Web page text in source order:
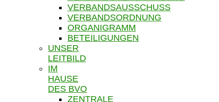
VERBANDSAUSSCHUSS
VERBANDSORDNUNG
ORGANIGRAMM
BETEILIGUNGEN
UNSER
LEITBILD
IM
HAUSE
DES BVO
ZENTRALE